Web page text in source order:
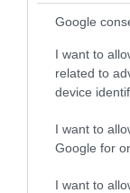
Google
I want to
related to
device
I want to
Google for
I want to